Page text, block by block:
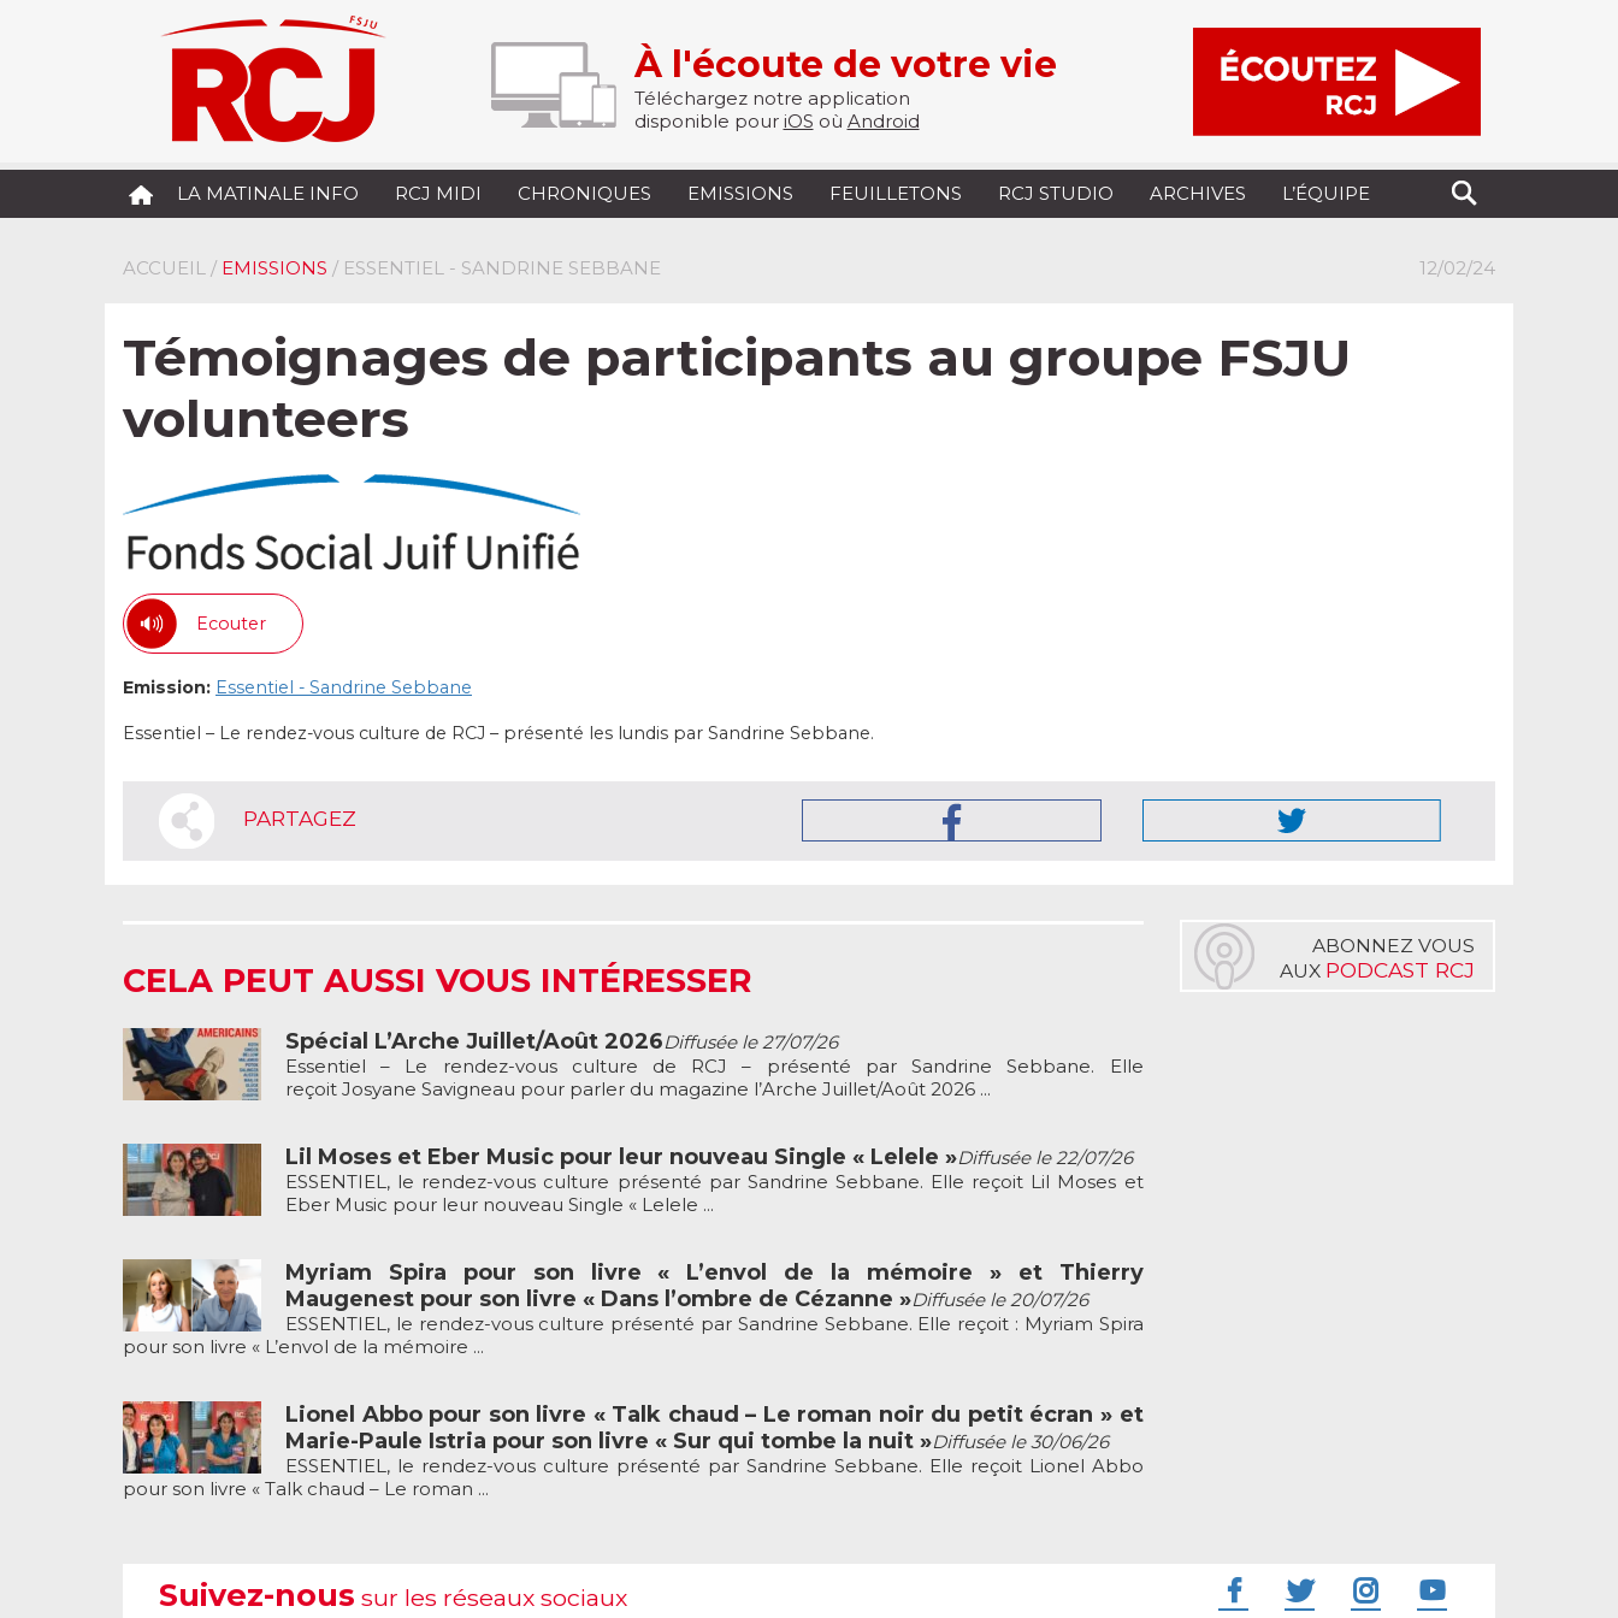
À l'écoute de votre vie
Téléchargez notre application
disponible pour iOS où Android
LA MATINALE INFO RCJ MIDI CHRONIQUES EMISSIONS FEUILLETONS RCJ STUDIO ARCHIVES L’ÉQUIPE
ACCUEIL / EMISSIONS / ESSENTIEL - SANDRINE SEBBANE 12/02/24
Témoignages de participants au groupe FSJU
volunteers
Ecouter
Emission: Essentiel - Sandrine Sebbane
Essentiel – Le rendez-vous culture de RCJ – présenté les lundis par Sandrine Sebbane.
PARTAGEZ
CELA PEUT AUSSI VOUS INTÉRESSER
Spécial L’Arche Juillet/Août 2026Diffusée le 27/07/26
Essentiel – Le rendez-vous culture de RCJ – présenté par Sandrine Sebbane. Elle
reçoit Josyane Savigneau pour parler du magazine l’Arche Juillet/Août 2026 ...
Lil Moses et Eber Music pour leur nouveau Single « Lelele »Diffusée le 22/07/26
ESSENTIEL, le rendez-vous culture présenté par Sandrine Sebbane. Elle reçoit Lil Moses et
Eber Music pour leur nouveau Single « Lelele ...
Myriam Spira pour son livre « L’envol de la mémoire » et Thierry
Maugenest pour son livre « Dans l’ombre de Cézanne »Diffusée le 20/07/26
ESSENTIEL, le rendez-vous culture présenté par Sandrine Sebbane. Elle reçoit : Myriam Spira
pour son livre « L’envol de la mémoire ...
Lionel Abbo pour son livre « Talk chaud – Le roman noir du petit écran » et
Marie-Paule Istria pour son livre « Sur qui tombe la nuit »Diffusée le 30/06/26
ESSENTIEL, le rendez-vous culture présenté par Sandrine Sebbane. Elle reçoit Lionel Abbo
pour son livre « Talk chaud – Le roman ...
ABONNEZ VOUS
AUX PODCAST RCJ
Suivez-nous sur les réseaux sociaux